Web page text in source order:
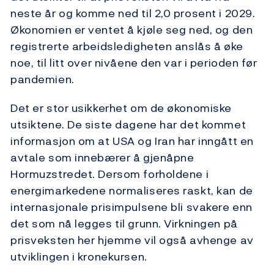
neste år og komme ned til 2,0 prosent i 2029.
Økonomien er ventet å kjøle seg ned, og den
registrerte arbeidsledigheten anslås å øke
noe, til litt over nivåene den var i perioden før
pandemien.
Det er stor usikkerhet om de økonomiske
utsiktene. De siste dagene har det kommet
informasjon om at USA og Iran har inngått en
avtale som innebærer å gjenåpne
Hormuzstredet. Dersom forholdene i
energimarkedene normaliseres raskt, kan de
internasjonale prisimpulsene bli svakere enn
det som nå legges til grunn. Virkningen på
prisveksten her hjemme vil også avhenge av
utviklingen i kronekursen.